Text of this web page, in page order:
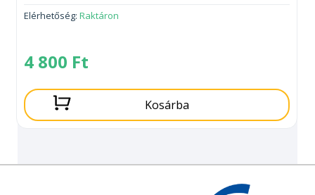
Elérhetőség: Raktáron
4 800 Ft
Kosárba